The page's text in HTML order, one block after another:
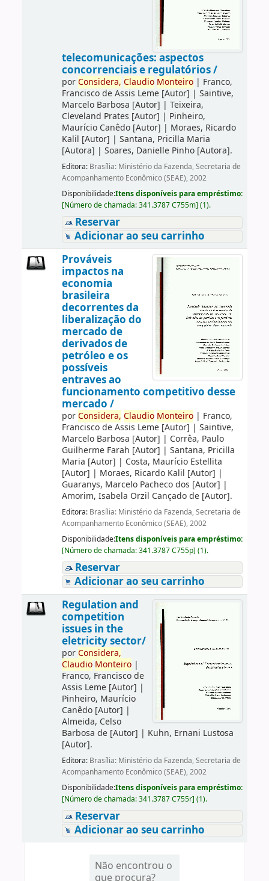
telecomunicações: aspectos
concorrenciais e regulatórios /
porConsidera, Claudio Monteiro| Franco,
Francisco de Assis Leme[Autor] | Saintive,
Marcelo Barbosa [Autor] | Teixeira,
Cleveland Prates [Autor] | Pinheiro,
Maurício Canêdo[Autor] | Moraes, Ricardo
Kalil [Autor] | Santana, Pricilla Maria
[Autora] | Soares, Danielle Pinho[Autora].
Editora: Brasília: Ministério da Fazenda, Secretaria de
Acompanhamento Econômico (SEAE), 2002
Disponibilidade:Itens disponíveis para empréstimo:
[Número de chamada:341.3787 C755m] (1).
Reservar
Adicionar ao seu carrinho
Prováveis
impactos na
economia
brasileira
decorrentes da
liberalização do
mercado de
derivados de
petróleo e os
possíveis
entraves ao
funcionamento competitivo desse
mercado /
porConsidera, Claudio Monteiro| Franco,
Francisco de Assis Leme[Autor] | Saintive,
Marcelo Barbosa [Autor] | Corrêa, Paulo
Guilherme Farah [Autor] | Santana, Pricilla
Maria [Autor] | Costa, Maurício Estellita
[Autor] | Moraes, Ricardo Kalil [Autor] |
Guaranys, Marcelo Pacheco dos [Autor] |
Amorim, Isabela Orzil Cançado de[Autor].
Editora: Brasília: Ministério da Fazenda, Secretaria de
Acompanhamento Econômico (SEAE), 2002
Disponibilidade:Itens disponíveis para empréstimo:
[Número de chamada:341.3787 C755p] (1).
Reservar
Adicionar ao seu carrinho
Regulation and
competition
issues in the
eletricity sector/
porConsidera,
Claudio Monteiro|
Franco, Francisco de
Assis Leme[Autor] |
Pinheiro, Maurício
Canêdo[Autor] |
Almeida, Celso
Barbosa de[Autor] | Kuhn, Ernani Lustosa
[Autor].
Editora: Brasília: Ministério da Fazenda, Secretaria de
Acompanhamento Econômico (SEAE), 2002
Disponibilidade:Itens disponíveis para empréstimo:
[Número de chamada:341.3787 C755r] (1).
Reservar
Adicionar ao seu carrinho
Não encontrou o
que procura?